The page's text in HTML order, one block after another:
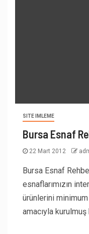
SITE IMLEME
Bursa Esnaf
22 Mart 2012
Bursa Esnaf
esnaflarımızın
ürünlerini minimum
amacıyla kurulmuş